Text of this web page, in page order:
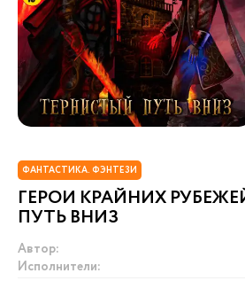
ФАНТАСТИКА. ФЭНТЕЗИ
ГЕРОИ КРАЙНИХ
ПУТЬ ВНИЗ
Автор:
Исполнители: